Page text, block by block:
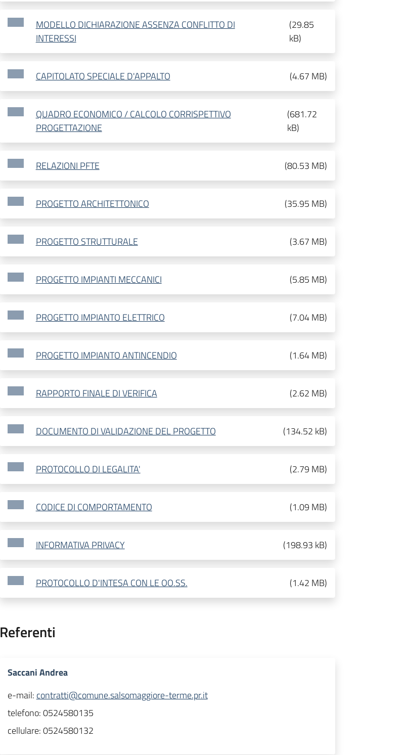
MODELLO DICHIARAZIONE ASSENZA CONFLITTO DI
INTERESSI
(29.85
kB)
CAPITOLATO SPECIALE D'APPALTO (4.67 MB)
QUADRO ECONOMICO / CALCOLO CORRISPETTIVO
PROGETTAZIONE
(681.72
kB)
RELAZIONI PFTE (80.53 MB)
PROGETTO ARCHITETTONICO (35.95 MB)
PROGETTO STRUTTURALE (3.67 MB)
PROGETTO IMPIANTI MECCANICI (5.85 MB)
PROGETTO IMPIANTO ELETTRICO (7.04 MB)
PROGETTO IMPIANTO ANTINCENDIO (1.64 MB)
RAPPORTO FINALE DI VERIFICA (2.62 MB)
DOCUMENTO DI VALIDAZIONE DEL PROGETTO (134.52 kB)
PROTOCOLLO DI LEGALITA' (2.79 MB)
CODICE DI COMPORTAMENTO (1.09 MB)
INFORMATIVA PRIVACY (198.93 kB)
PROTOCOLLO D'INTESA CON LE OO.SS. (1.42 MB)
Referenti
Saccani Andrea
e-mail: contratti@comune.salsomaggiore-terme.pr.it
telefono:0524580135
cellulare:0524580132